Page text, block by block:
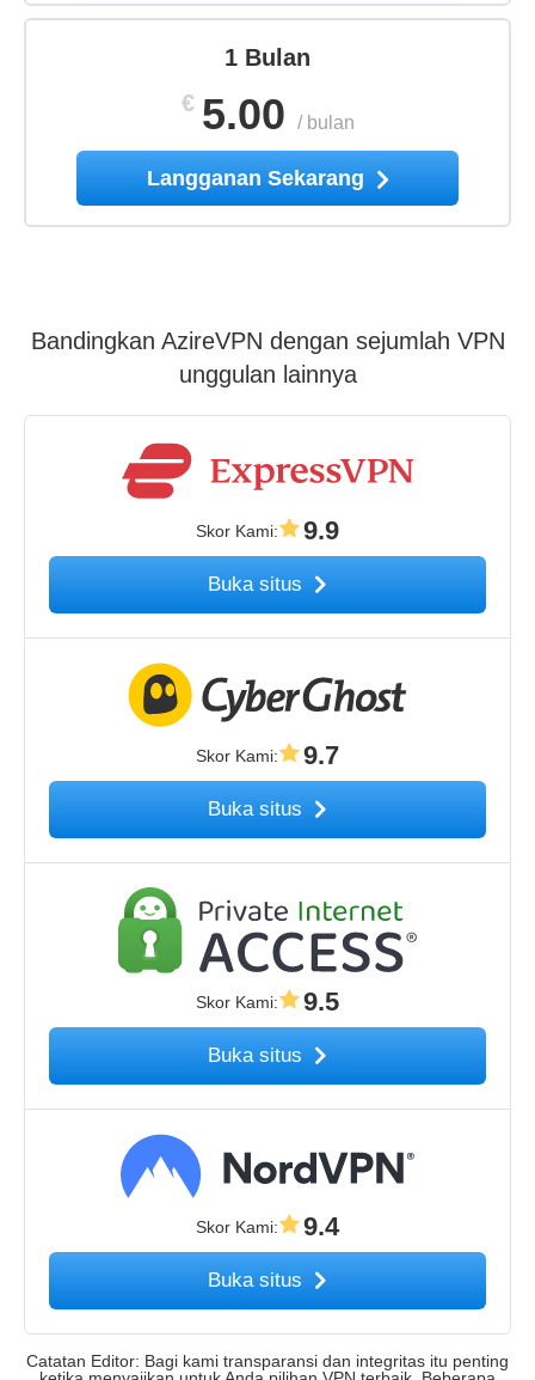
1 Bulan
€ 5.00 / bulan
Langganan Sekarang
Bandingkan AzireVPN dengan sejumlah VPN
unggulan lainnya
Skor Kami: 9.9
Buka situs
Skor Kami: 9.7
Buka situs
Skor Kami: 9.5
Buka situs
Skor Kami: 9.4
Buka situs
Catatan Editor: Bagi kami transparansi dan integritas itu penting